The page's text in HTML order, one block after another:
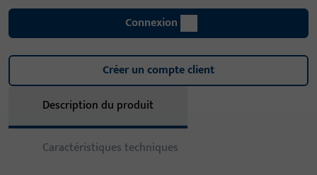
Connexion
Créer un compte client
Description du produit
Caractéristiques techniques